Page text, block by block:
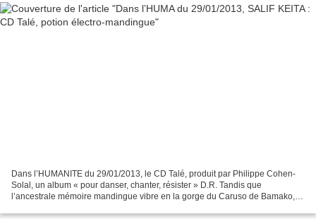
Dans l’HUMANITE du 29/01/2013, le CD Talé, produit par Philippe Cohen-
Solal, un album « pour danser, chanter, résister » D.R. Tandis que
l’ancestrale mémoire mandingue vibre en la gorge du Caruso de Bamako, le